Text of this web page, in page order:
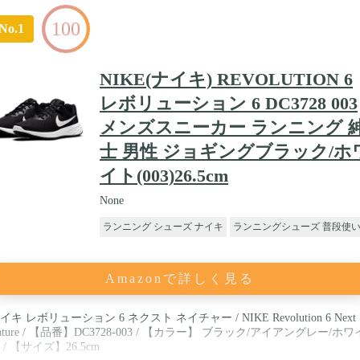
100
NIKE(ナイキ) REVOLUTION 6
レボリューション 6 DC3728 003
メンズスニーカー ランニング
士 男性 ジョギングブラック/ホ
イト(003)26.5cm
None
ランニング シューズ ナイキ ランニングシューズ 普段使い
Amazonで詳しく見る
キ レボリューション 6 ネクスト ネイチャー / NIKE Revolution 6 Next
/ 【品番】DC3728-003 / 【カラー】 ブラック/アイアングレー/ホワ
/ 【サイズ】26.5cm